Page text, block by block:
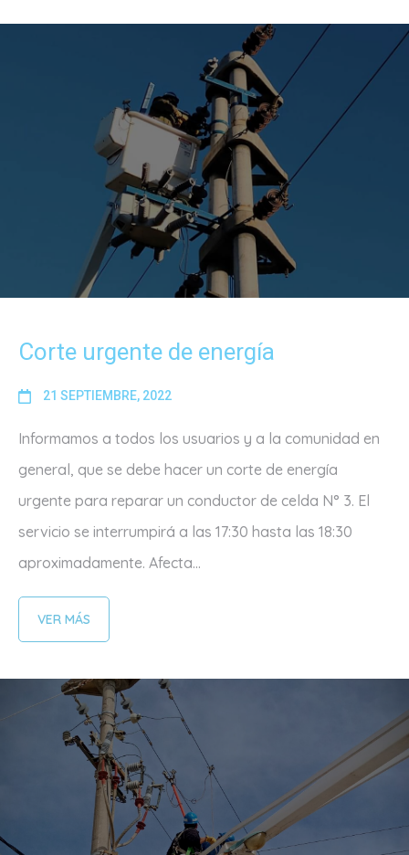
Corte urgente de energía
21 SEPTIEMBRE, 2022
Informamos a todos los usuarios y a la comunidad en
general, que se debe hacer un corte de energía
urgente para reparar un conductor de celda N° 3. El
servicio se interrumpirá a las 17:30 hasta las 18:30
aproximadamente. Afecta...
VER MÁS